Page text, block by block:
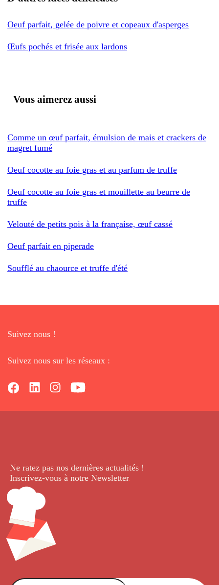
Oeuf parfait, gelée de poivre et copeaux d'asperges
Œufs pochés et frisée aux lardons
Vous aimerez aussi
Comme un œuf parfait, émulsion de mais et crackers de
magret fumé
Oeuf cocotte au foie gras et au parfum de truffe
Oeuf cocotte au foie gras et mouillette au beurre de
truffe
Velouté de petits pois à la française, œuf cassé
Oeuf parfait en piperade
Soufflé au chaource et truffe d'été
Suivez nous !
Suivez nous sur les réseaux :
Ne ratez pas nos dernières actualités !
Inscrivez-vous à notre Newsletter.